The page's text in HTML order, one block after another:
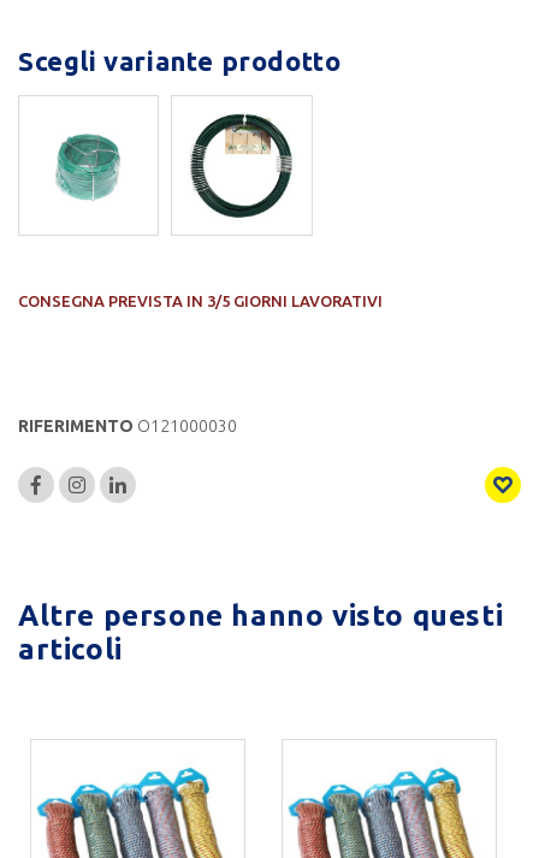
Scegli variante prodotto
CONSEGNA PREVISTA IN 3/5 GIORNI LAVORATIVI
RIFERIMENTO O121000030
Altre persone hanno visto questi
articoli